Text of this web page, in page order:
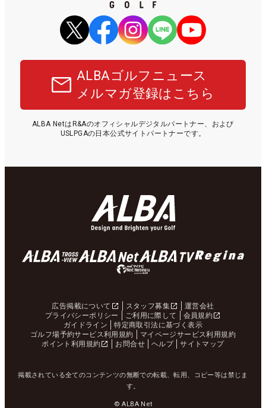
ALBAゴルフニュース
メルマガ登録はこちら
ALBA NetはR&Aのオフィシャルデジタルパートナー、および
USLPGAの日本公式サイトパートナーです。
広告掲載について スタッフ募集
運営会社
プライバシーポリシー
ご利用に際して
会員規約
ガイドライン
特定商取引法に基づく表示
ゴルフ場予約サービス利用規約
マイページサービス利用規約
ポイント利用規約
お問合せ ヘルプ サイトマップ
掲載されている全てのコンテンツの無断での転載、転用、コピー等は禁じま
す。
© ALBA Net